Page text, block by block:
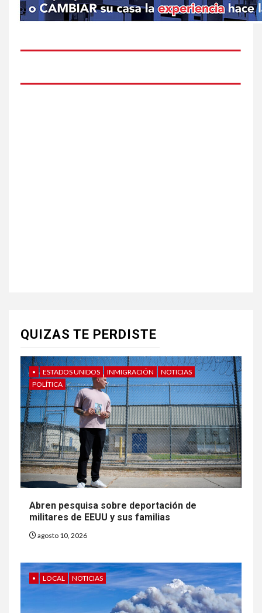
QUIZAS TE PERDISTE
• ESTADOS UNIDOS INMIGRACIÓN
NOTICIAS
POLÍTICA
Abren pesquisa sobre deportación de
militares de EEUU y sus familias
agosto 10, 2026
• LOCAL NOTICIAS